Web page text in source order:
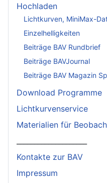
Hochladen
Lichtkurven, MiniMax-
Einzelhelligkeiten
Beiträge BAV Rundbrief
Beiträge BAVJournal
Beiträge BAV Magazin
Download Programme
Lichtkurvenservice
Materialien für
Kontakte zur BAV
Impressum